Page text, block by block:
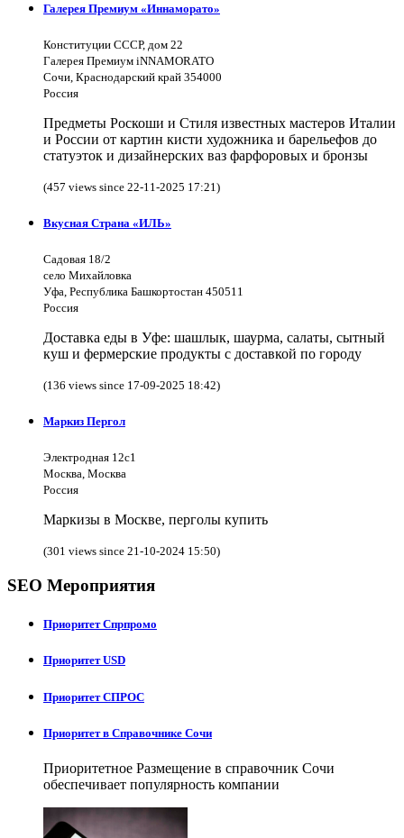
Галерея Премиум «Иннаморато»
Конституции СССР, дом 22
Галерея Премиум iNNAMORATO
Сочи, Краснодарский край 354000
Россия
Предметы Роскоши и Стиля известных мастеров Италии
и России от картин кисти художника и барельефов до
статуэток и дизайнерских ваз фарфоровых и бронзы
(457 views since 22-11-2025 17:21)
Вкусная Страна «ИЛЬ»
Садовая 18/2
село Михайловка
Уфа, Республика Башкортостан 450511
Россия
Доставка еды в Уфе: шашлык, шаурма, салаты, сытный
куш и фермерские продукты с доставкой по городу
(136 views since 17-09-2025 18:42)
Маркиз Пергол
Электродная 12с1
Москва, Москва
Россия
Маркизы в Москве, перголы купить
(301 views since 21-10-2024 15:50)
SEO Мероприятия
Приоритет Спрпромо
Приоритет USD
Приоритет СПРОС
Приоритет в Справочнике Сочи
Приоритетное Размещение в справочник Сочи
обеспечивает популярность компании